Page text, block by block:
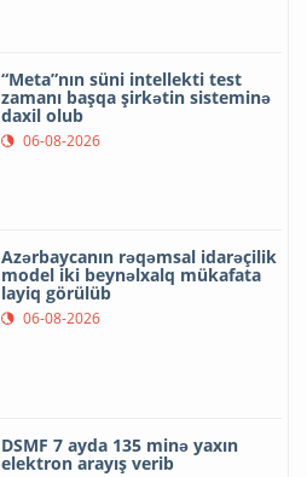
“Meta”nın süni intellekti test
zamanı başqa şirkətin sisteminə
daxil olub
06-08-2026
Azərbaycanın rəqəmsal idarəçilik
model iki beynəlxalq mükafata
layiq görülüb
06-08-2026
DSMF 7 ayda 135 minə yaxın
elektron arayış verib